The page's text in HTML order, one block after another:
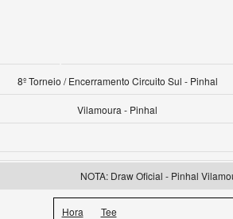
8º Torneio / Encerramento Circuito Sul - Pinhal
Vilamoura - Pinhal
NOTA: Draw Oficial - Pinhal
Hora Tee